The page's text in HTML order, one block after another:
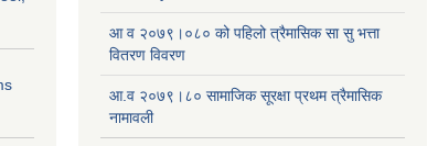
आ व २०७९।०८० को पहिलो त्रैमासिक सा सु भत्ता
वितरण विवरण
आ.व २०७९।८० सामाजिक सूरक्षा प्रथम त्रैमासिक
नामावली